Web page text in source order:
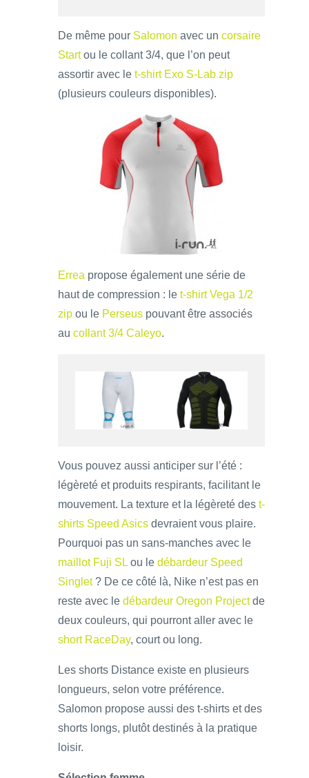
De même pour Salomon avec un corsaire
Startou le collant 3/4, que l’on peut
assortir avec le t-shirt Exo S-Lab zip
(plusieurs couleurs disponibles).
Errea propose également une série de
haut de compression : le t-shirt Vega 1/2
zip ou le Perseus pouvant être associés
au collant 3/4 Caleyo.
Vous pouvez aussi anticiper sur l’été :
légèreté et produits respirants, facilitant le
mouvement. La texture et la légèreté des t-
shirts Speed Asics devraient vous plaire.
Pourquoi pas un sans-manches avec le
maillot Fuji SL ou le débardeur Speed
Singlet? De ce côté là, Nike n’est pas en
reste avec le débardeur Oregon Projectde
deux couleurs, qui pourront aller avec le
short RaceDay, court ou long.
Les shorts Distance existe en plusieurs
longueurs, selon votre préférence.
Salomon propose aussi des t-shirts et des
shorts longs, plutôt destinés à la pratique
loisir.